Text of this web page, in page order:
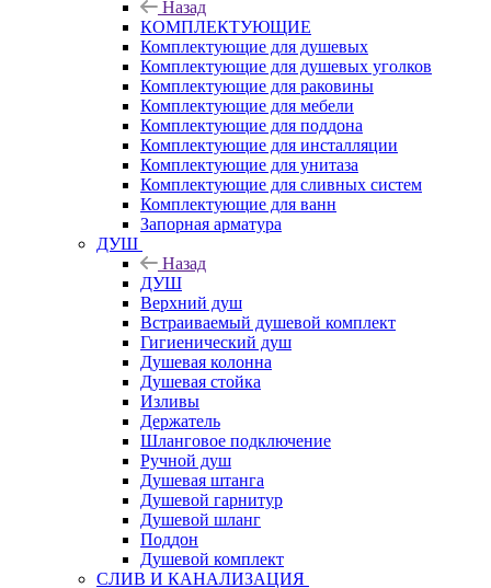
Назад
КОМПЛЕКТУЮЩИЕ
Комплектующие для душевых
Комплектующие для душевых уголков
Комплектующие для раковины
Комплектующие для мебели
Комплектующие для поддона
Комплектующие для инсталляции
Комплектующие для унитаза
Комплектующие для сливных систем
Комплектующие для ванн
Запорная арматура
ДУШ
Назад
ДУШ
Верхний душ
Встраиваемый душевой комплект
Гигиенический душ
Душевая колонна
Душевая стойка
Изливы
Держатель
Шланговое подключение
Ручной душ
Душевая штанга
Душевой гарнитур
Душевой шланг
Поддон
Душевой комплект
СЛИВ И КАНАЛИЗАЦИЯ